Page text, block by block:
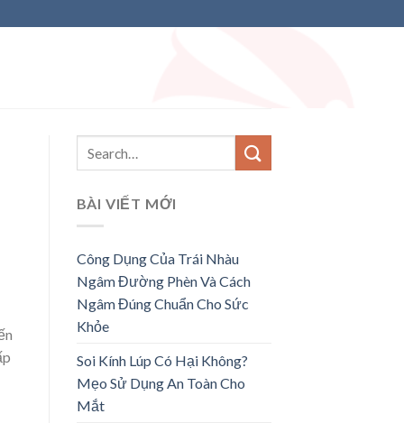
BÀI VIẾT MỚI
Công Dụng Của Trái Nhàu
Ngâm Đường Phèn Và Cách
Ngâm Đúng Chuẩn Cho Sức
Khỏe
Soi Kính Lúp Có Hại Không?
Mẹo Sử Dụng An Toàn Cho
Mắt